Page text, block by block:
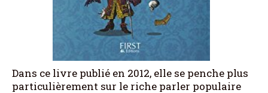
Dans ce livre publié en 2012, elle se penche plus
particulièrement sur le riche parler populaire